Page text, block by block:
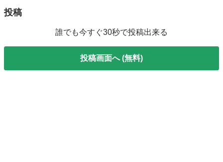
投稿
誰でも今すぐ30秒で投稿出来る
投稿画面へ (無料)